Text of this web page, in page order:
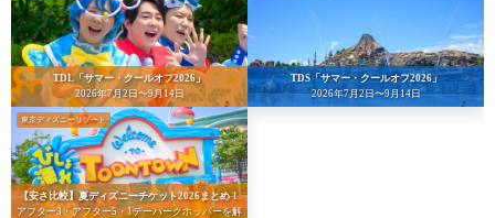
TDL「サマー・クールオフ2026」
2026年7月2日〜9月14日
TDS「サマー・クールオフ2026」
2026年7月2日〜9月14日
東京ディズニーリゾート
【安さ比較】夏ディズニーチケット2026まとめ！
アフター3・アフター5・1デーパークホッパーを解